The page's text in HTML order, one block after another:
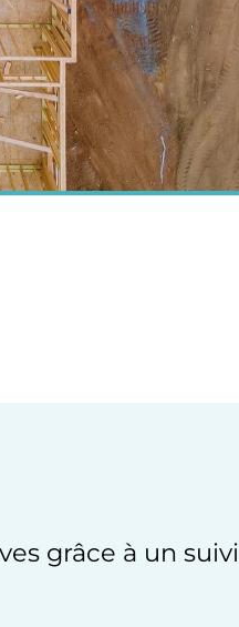
grâce à un suivi